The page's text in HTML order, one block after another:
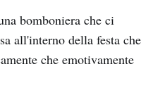
bomboniera che ci
all'interno della festa che
che emotivamente